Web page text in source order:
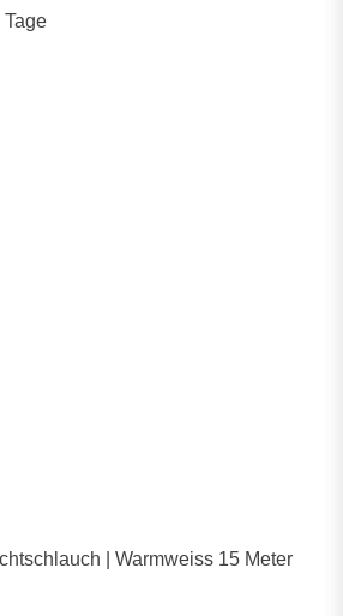
Tage
| Warmweiss 15 Meter